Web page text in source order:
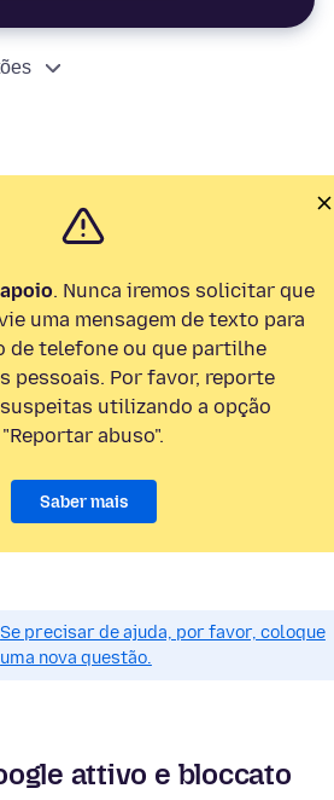
. Nunca iremos solicitar que
uma mensagem de texto para
de telefone ou que partilhe
pessoais. Por favor, reporte
utilizando a opção
"Reportar abuso".
Saber mais
Se precisar de ajuda, por favor, coloque
uma nova questão.
attivo e bloccato